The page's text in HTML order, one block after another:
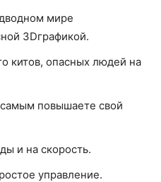
мире
3Dграфикой.
китов, опасных людей на
повышаете свой
и на скорость.
управление.